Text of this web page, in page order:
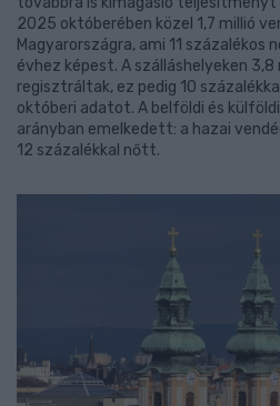
2025 októberében közel 1,7 millió
Magyarországra, ami 11 százalékos
évhez képest. A szálláshelyeken
regisztráltak, ez pedig 10
októberi adatot. A belföldi és
arányban emelkedett: a hazai
12 százalékkal nőtt.